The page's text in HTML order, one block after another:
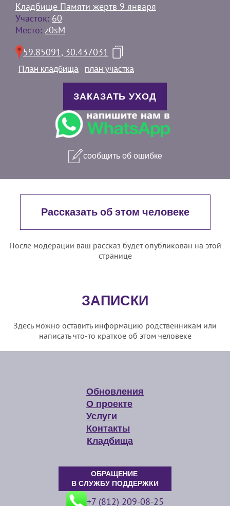
Кладбище Памяти жертв 9 января
Участок: 60
Место: z0sM
59.85091, 30.437031
План кладбища план участка
ЗАКАЗАТЬ УХОД
сообщить об ошибке
Рассказать об этом человеке
После модерации ваш рассказ будет опубликован на этой
странице
ЗАПИСКИ
Здесь можно оставить информацию родственникам или
написать что-то краткое об этом человеке
Обновления
О проекте
Услуги
Контакты
Кладбища
ОБРАЩЕНИЕ
В СЛУЖБУ ПОДДЕРЖКИ
+7 (812) 209-08-25